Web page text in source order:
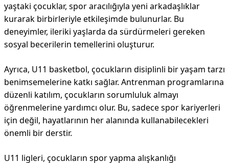
yaştaki çocuklar, spor aracılığıyla yeni arkadaşlıklar
kurarak birbirleriyle etkileşimde bulunurlar. Bu
deneyimler, ileriki yaşlarda da sürdürmeleri gereken
sosyal becerilerin temellerini oluşturur.
Ayrıca, U11 basketbol, çocukların disiplinli bir yaşam tarzı
benimsemelerine katkı sağlar. Antrenman programlarına
düzenli katılım, çocukların sorumluluk almayı
öğrenmelerine yardımcı olur. Bu, sadece spor kariyerleri
için değil, hayatlarının her alanında kullanabilecekleri
önemli bir derstir.
U11 ligleri, çocukların spor yapma alışkanlığı